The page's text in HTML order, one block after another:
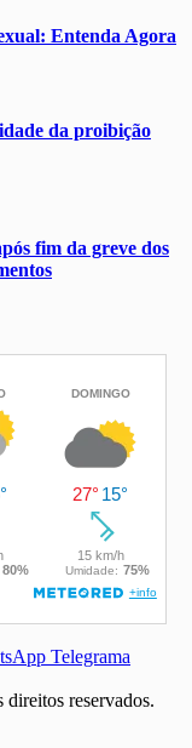
Entenda Agora
da proibição
fim da greve dos
Telegrama
direitos reservados.